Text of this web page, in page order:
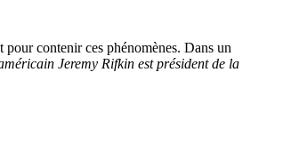
contenir ces phénomènes. Dans un
Jeremy Rifkin est président de la